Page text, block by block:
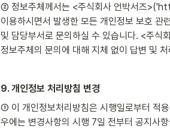
② 정보주체께서는 <주식회사 언박서즈
이용하시면서 발생한 모든 개인정보 보호 관
및 담당부서로 문의하실 수 있습니다. <주
정보주체의 문의에 대해 지체 없이 답변 및
9. 개인정보 처리방침 변경
① 이 개인정보처리방침은 시행일로부터 적
우에는 변경사항의 시행 7일 전부터 공지사